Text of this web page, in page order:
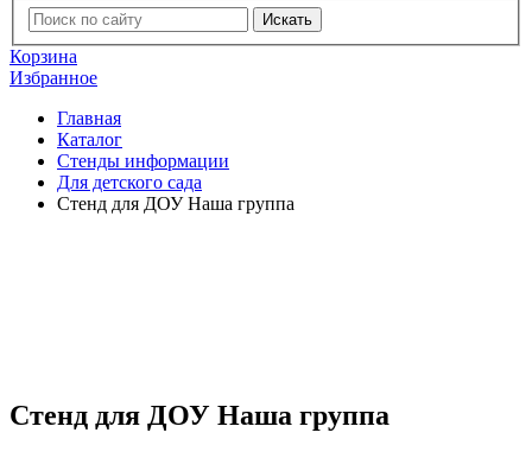
Искать
Корзина
Избранное
Главная
Каталог
Стенды информации
Для детского сада
Стенд для ДОУ Наша группа
Стенд для ДОУ Наша группа